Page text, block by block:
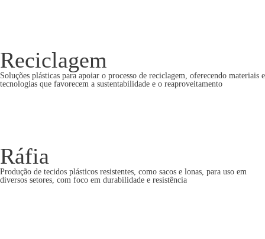
Reciclagem
Soluções plásticas para apoiar o processo de reciclagem, oferecendo materiais e
tecnologias que favorecem a sustentabilidade e o reaproveitamento
Ráfia
Produção de tecidos plásticos resistentes, como sacos e lonas, para uso em
diversos setores, com foco em durabilidade e resistência